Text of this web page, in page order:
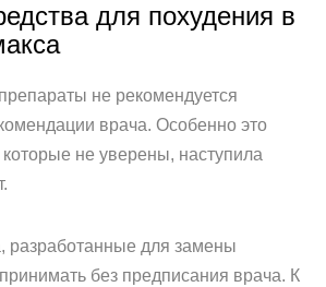
для похудения в
не рекомендуется
врача. Особенно это
не уверены, наступила
разработанные для замены
без предписания врача. К